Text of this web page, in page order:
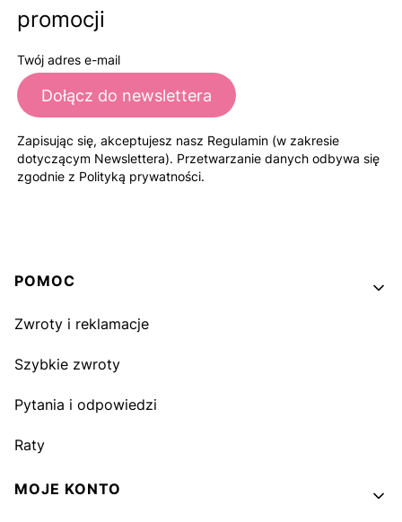
promocji
Twój adres e-mail
Dołącz do newslettera
Zapisując się, akceptujesz nasz Regulamin (w zakresie
dotyczącym Newslettera). Przetwarzanie danych odbywa się
zgodnie z Polityką prywatności.
Linki w stopce
POMOC
Zwroty i reklamacje
Szybkie zwroty
Pytania i odpowiedzi
Raty
MOJE KONTO